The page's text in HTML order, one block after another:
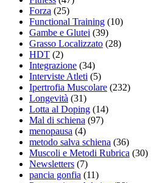
Forza (25)
Functional Training (10)
Gambe e Glutei (39)
Grasso Localizzato (28)
HDT (2)
Integrazione (34)
Interviste Atleti (5)
Ipertrofia Muscolare (232)
Longevità (31)
Lotta al Doping (14)
Mal di schiena (97)
menopausa (4)
metodo salva schiena (36)
Muscoli e Metodi Rubrica (30)
Newsletters (7)
pancia gonfia (11)